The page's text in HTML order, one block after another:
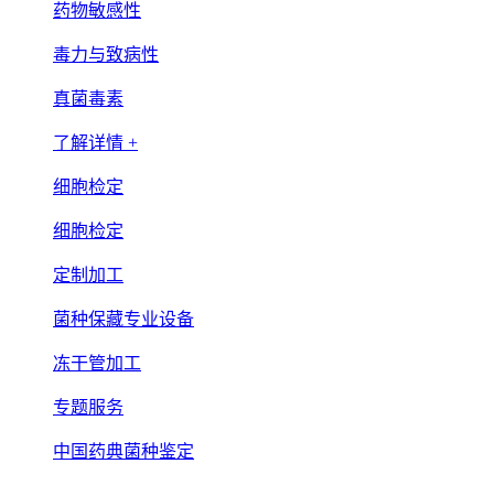
药物敏感性
毒力与致病性
真菌毒素
了解详情 +
细胞检定
细胞检定
定制加工
菌种保藏专业设备
冻干管加工
专题服务
中国药典菌种鉴定